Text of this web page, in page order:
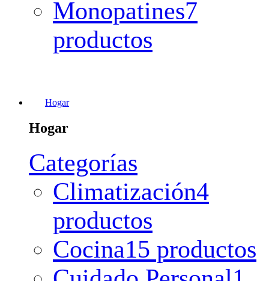
Monopatines7
productos
Hogar
Hogar
Categorías
Climatización4
productos
Cocina15 productos